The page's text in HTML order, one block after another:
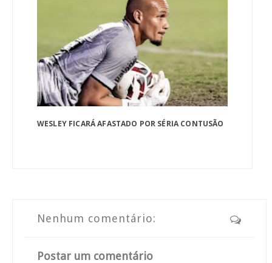
WESLEY FICARÁ AFASTADO POR SÉRIA CONTUSÃO
Nenhum comentário:
Postar um comentário